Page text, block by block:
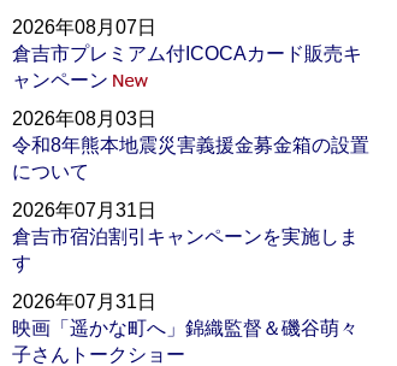
2026年08月07日
倉吉市プレミアム付ICOCAカード販売キ
ャンペーン
2026年08月03日
令和8年熊本地震災害義援金募金箱の設置
について
2026年07月31日
倉吉市宿泊割引キャンペーンを実施しま
す
2026年07月31日
映画「遥かな町へ」錦織監督＆磯谷萌々
子さんトークショー